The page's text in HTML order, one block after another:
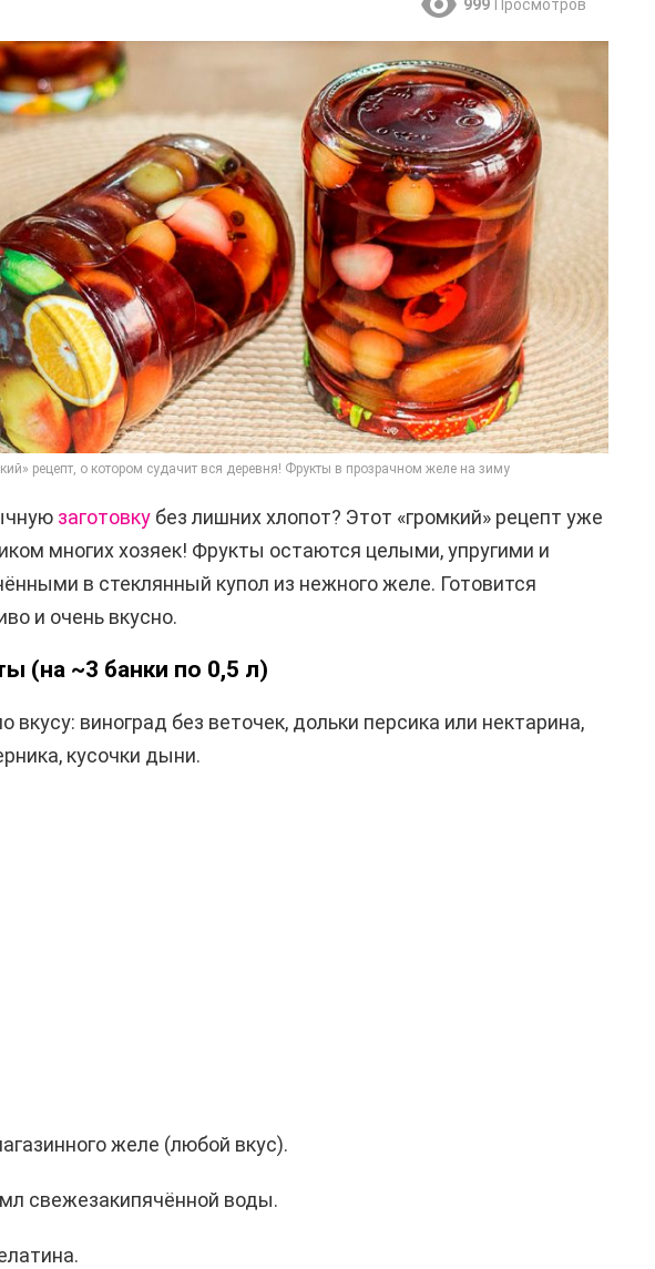
999 Просмотров
рецепт, о котором судачит вся деревня! Фрукты в прозрачном желе на зиму
заготовку без лишних хлопот? Этот «громкий» рецепт уже
многих хозяек! Фрукты остаются целыми, упругими и
в стеклянный купол из нежного желе. Готовится
и очень вкусно.
(на ~3 банки по 0,5 л)
вкусу: виноград без веточек, дольки персика или нектарина,
кусочки дыни.
желе (любой вкус).
свежезакипячённой воды.